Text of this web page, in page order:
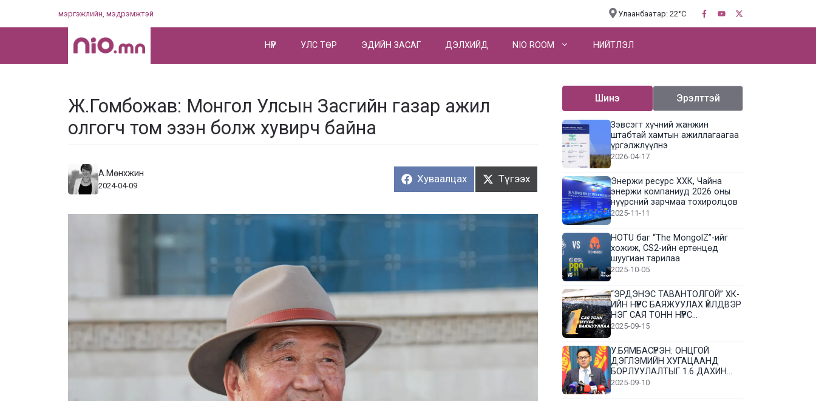
мэргэжлийн, мэдрэмжтэй Улаанбаатар: 22°C
НҮҮР УЛС ТӨР ЭДИЙН ЗАСАГ ДЭЛХИЙД NIO ROOM НИЙТЛЭЛ
Ж.Гомбожав: Монгол Улсын Засгийн газар ажил
олгогч том эзэн болж хувирч байна
А.Мөнхжин
2024-04-09
Хуваалцах:
Хуваалцах Түгээх:
Түгээх
Шинэ Эрэлттэй
Зэвсэгт хүчний жанжин
штабтай хамтын ажиллагаагаа
үргэлжлүүлнэ
2026-04-17
Энержи ресурс ХХК, Чайна
энержи компаниуд 2026 оны
нүүрсний зарчмаа тохиролцов
2025-11-11
HOTU баг “The MongolZ”-ийг
хожиж, CS2-ийн ертөнцөд
шуугиан тарилаа
2025-10-05
“ЭРДЭНЭС ТАВАНТОЛГОЙ” ХК-
ИЙН НҮҮРС БАЯЖУУЛАХ ҮЙЛДВЭР
НЭГ САЯ ТОНН НҮҮРС
БАЯЖУУЛЛАА
2025-09-15
У.БЯМБАСҮРЭН: ОНЦГОЙ
ДЭГЛЭМИЙН ХУГАЦААНД
БОРЛУУЛАЛТЫГ 1.6 ДАХИН
НЭМЭГДҮҮЛЭВ
2025-09-10